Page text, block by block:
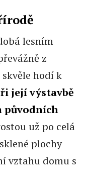
lesním
z
hodí k
její výstavbě
původních
už po celá
plochy
vztahu domu s